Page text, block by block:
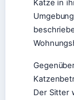
Katze in
Der Sitter